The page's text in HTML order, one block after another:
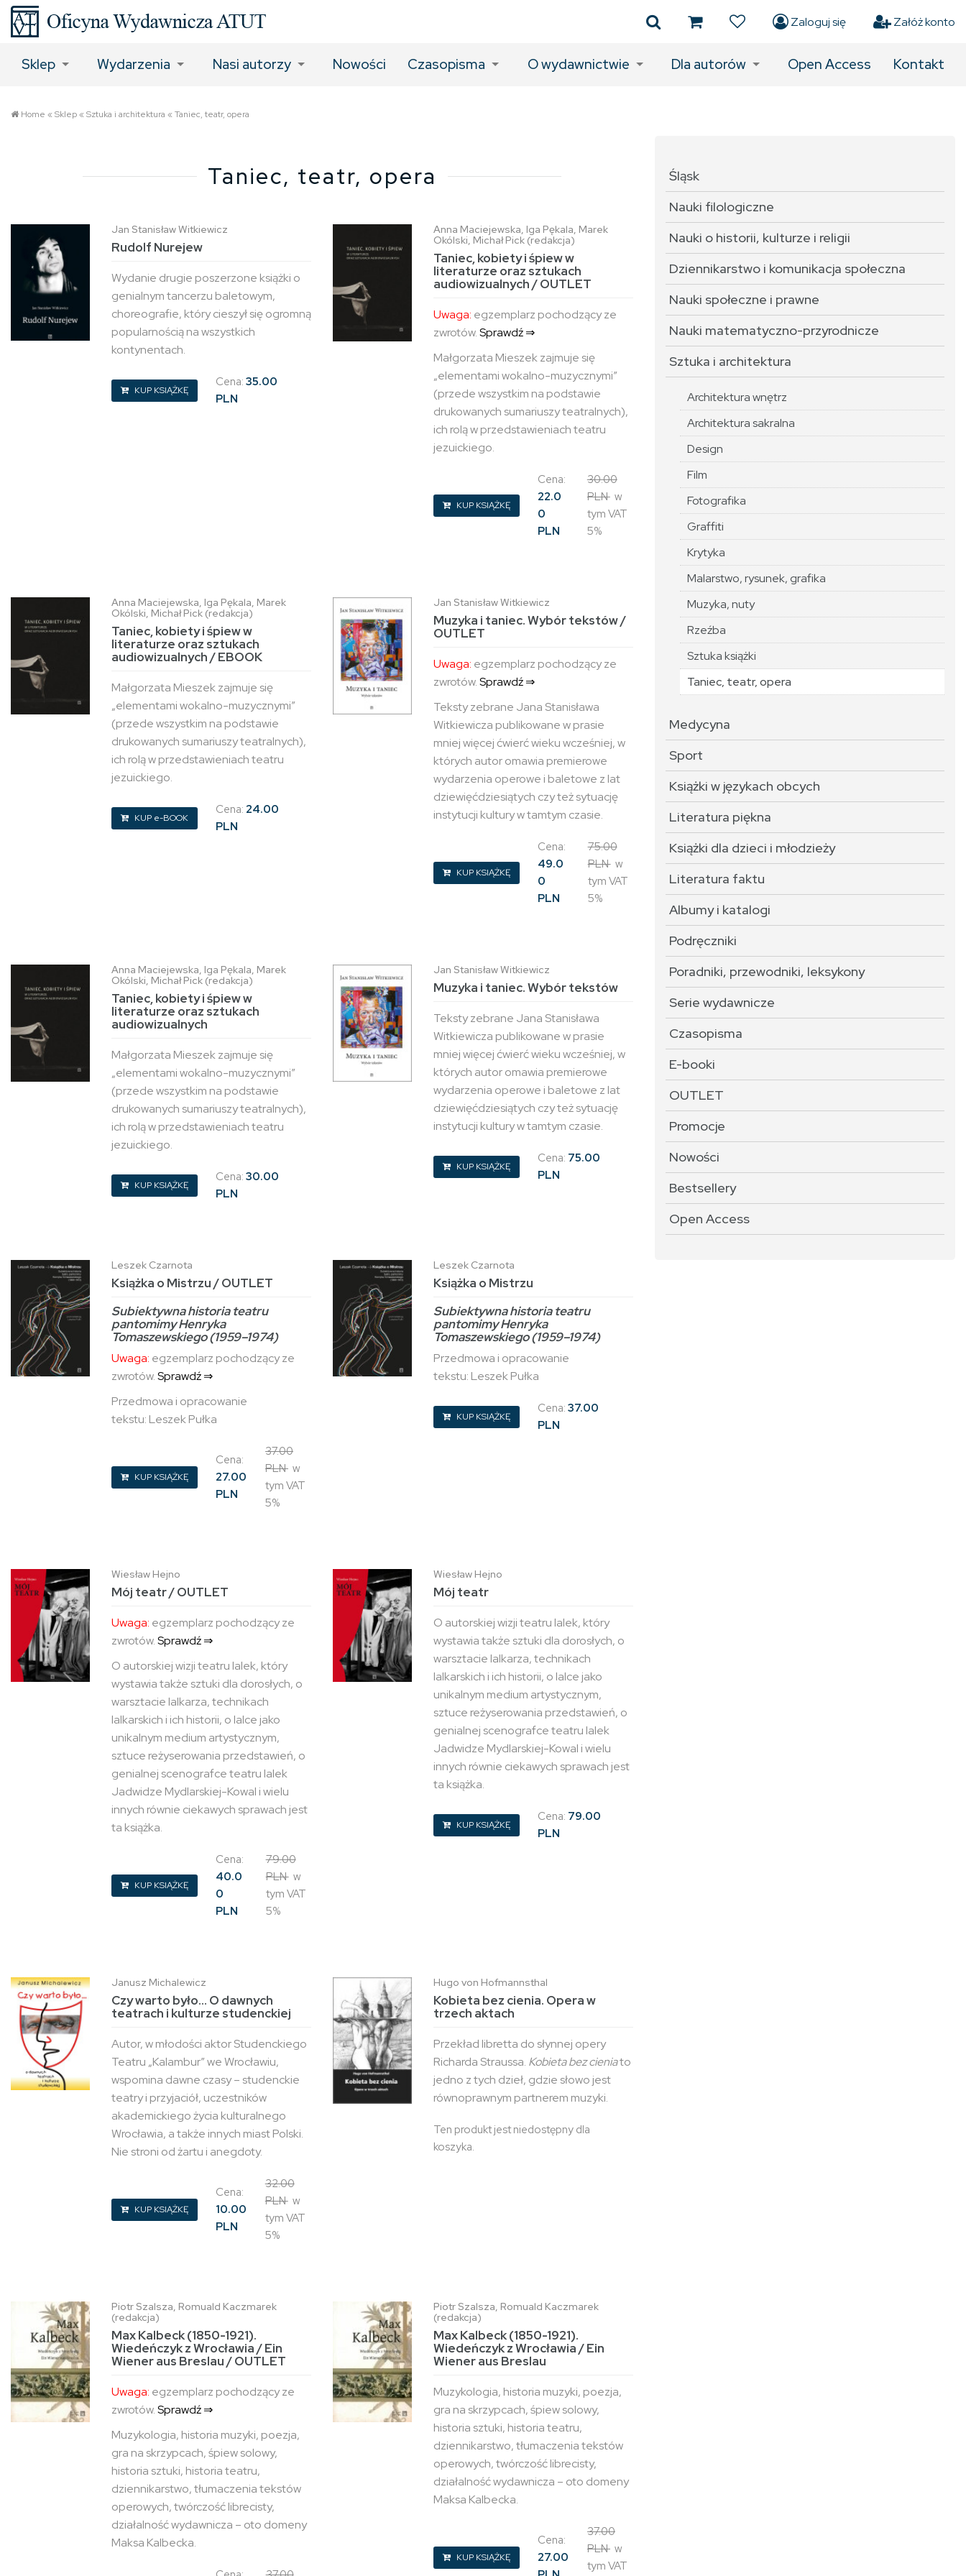
Zaloguj się Załóż konto
Sklep Wydarzenia Nasi autorzy Nowości Czasopisma O wydawnictwie Dla autorów Open Access Kontakt
Home «Sklep«Sztuka i architektura «Taniec, teatr, opera
Taniec, teatr, opera
Jan Stanisław Witkiewicz
Rudolf Nurejew
Wydanie drugie poszerzone książki o
genialnym tancerzu baletowym,
choreografie, który cieszył się ogromną
popularnością na wszystkich
kontynentach.
Cena: 35.00
PLN
KUP KSIĄŻKĘ
Anna Maciejewska, Iga Pękala, Marek
Okólski, Michał Pick (redakcja)
Taniec, kobiety i śpiew w
literaturze oraz sztukach
audiowizualnych / OUTLET
Uwaga: egzemplarz pochodzący ze
zwrotów.Sprawdź ⇒
Małgorzata Mieszek zajmuje się
„elementami wokalno-muzycznymi”
(przede wszystkim na podstawie
drukowanych sumariuszy teatralnych),
ich rolą w przedstawieniach teatru
jezuickiego.
Cena:
22.0
0
PLN
30.00
PLNw
tym VAT
5%
KUP KSIĄŻKĘ
Anna Maciejewska, Iga Pękala, Marek
Okólski, Michał Pick (redakcja)
Taniec, kobiety i śpiew w
literaturze oraz sztukach
audiowizualnych / EBOOK
Małgorzata Mieszek zajmuje się
„elementami wokalno-muzycznymi”
(przede wszystkim na podstawie
drukowanych sumariuszy teatralnych),
ich rolą w przedstawieniach teatru
jezuickiego.
Cena: 24.00
PLN
KUP e-BOOK
Jan Stanisław Witkiewicz
Muzyka i taniec. Wybór tekstów /
OUTLET
Uwaga: egzemplarz pochodzący ze
zwrotów.Sprawdź ⇒
Teksty zebrane Jana Stanisława
Witkiewicza publikowane w prasie
mniej więcej ćwierć wieku wcześniej, w
których autor omawia premierowe
wydarzenia operowe i baletowe z lat
dziewięćdziesiątych czy też sytuację
instytucji kultury w tamtym czasie.
Cena:
49.0
0
PLN
75.00
PLNw
tym VAT
5%
KUP KSIĄŻKĘ
Anna Maciejewska, Iga Pękala, Marek
Okólski, Michał Pick (redakcja)
Taniec, kobiety i śpiew w
literaturze oraz sztukach
audiowizualnych
Małgorzata Mieszek zajmuje się
„elementami wokalno-muzycznymi”
(przede wszystkim na podstawie
drukowanych sumariuszy teatralnych),
ich rolą w przedstawieniach teatru
jezuickiego.
Cena: 30.00
PLN
KUP KSIĄŻKĘ
Jan Stanisław Witkiewicz
Muzyka i taniec. Wybór tekstów
Teksty zebrane Jana Stanisława
Witkiewicza publikowane w prasie
mniej więcej ćwierć wieku wcześniej, w
których autor omawia premierowe
wydarzenia operowe i baletowe z lat
dziewięćdziesiątych czy też sytuację
instytucji kultury w tamtym czasie.
Cena: 75.00
PLN
KUP KSIĄŻKĘ
Leszek Czarnota
Książka o Mistrzu / OUTLET
Subiektywna historia teatru
pantomimy Henryka
Tomaszewskiego (1959–1974)
Uwaga: egzemplarz pochodzący ze
zwrotów.Sprawdź ⇒
Przedmowa i opracowanie
tekstu: Leszek Pułka
Cena:
27.00
PLN
37.00
PLN w
tym VAT
5%
KUP KSIĄŻKĘ
Leszek Czarnota
Książka o Mistrzu
Subiektywna historia teatru
pantomimy Henryka
Tomaszewskiego (1959–1974)
Przedmowa i opracowanie
tekstu: Leszek Pułka
Cena: 37.00
PLN
KUP KSIĄŻKĘ
Wiesław Hejno
Mój teatr / OUTLET
Uwaga: egzemplarz pochodzący ze
zwrotów.Sprawdź ⇒
O autorskiej wizji teatru lalek, który
wystawia także sztuki dla dorosłych, o
warsztacie lalkarza, technikach
lalkarskich i ich historii, o lalce jako
unikalnym medium artystycznym,
sztuce reżyserowania przedstawień, o
genialnej scenografce teatru lalek
Jadwidze Mydlarskiej-Kowal i wielu
innych równie ciekawych sprawach jest
ta książka.
Cena:
40.0
0
PLN
79.00
PLNw
tym VAT
5%
KUP KSIĄŻKĘ
Wiesław Hejno
Mój teatr
O autorskiej wizji teatru lalek, który
wystawia także sztuki dla dorosłych, o
warsztacie lalkarza, technikach
lalkarskich i ich historii, o lalce jako
unikalnym medium artystycznym,
sztuce reżyserowania przedstawień, o
genialnej scenografce teatru lalek
Jadwidze Mydlarskiej-Kowal i wielu
innych równie ciekawych sprawach jest
ta książka.
Cena: 79.00
PLN
KUP KSIĄŻKĘ
Janusz Michalewicz
Czy warto było... O dawnych
teatrach i kulturze studenckiej
Autor, w młodości aktor Studenckiego
Teatru „Kalambur” we Wrocławiu,
wspomina dawne czasy – studenckie
teatry i przyjaciół, uczestników
akademickiego życia kulturalnego
Wrocławia, a także innych miast Polski.
Nie stroni od żartu i anegdoty.
Cena:
10.00
PLN
32.00
PLNw
tym VAT
5%
KUP KSIĄŻKĘ
Hugo von Hofmannsthal
Kobieta bez cienia. Opera w
trzech aktach
Przekład libretta do słynnej opery
Richarda Straussa. Kobieta bez cieniato
jedno z tych dzieł, gdzie słowo jest
równoprawnym partnerem muzyki.
Ten produkt jest niedostępny dla
koszyka.
Piotr Szalsza, Romuald Kaczmarek
(redakcja)
Max Kalbeck (1850-1921).
Wiedeńczyk z Wrocławia / Ein
Wiener aus Breslau / OUTLET
Uwaga: egzemplarz pochodzący ze
zwrotów.Sprawdź ⇒
Muzykologia, historia muzyki, poezja,
gra na skrzypcach, śpiew solowy,
historia sztuki, historia teatru,
dziennikarstwo, tłumaczenia tekstów
operowych, twórczość librecisty,
działalność wydawnicza – oto domeny
Maksa Kalbecka.
Piotr Szalsza, Romuald Kaczmarek
(redakcja)
Max Kalbeck (1850-1921).
Wiedeńczyk z Wrocławia / Ein
Wiener aus Breslau
Muzykologia, historia muzyki, poezja,
gra na skrzypcach, śpiew solowy,
historia sztuki, historia teatru,
dziennikarstwo, tłumaczenia tekstów
operowych, twórczość librecisty,
działalność wydawnicza – oto domeny
Maksa Kalbecka.
Cena:
27.00
37.00
PLN w
tym VAT
KUP KSIĄŻKĘ
Śląsk
Nauki filologiczne
Nauki o historii, kulturze i religii
Dziennikarstwo i komunikacja społeczna
Nauki społeczne i prawne
Nauki matematyczno-przyrodnicze
Sztuka i architektura
Architektura wnętrz
Architektura sakralna
Design
Film
Fotografika
Graffiti
Krytyka
Malarstwo, rysunek, grafika
Muzyka, nuty
Rzeźba
Sztuka książki
Taniec, teatr, opera
Medycyna
Sport
Książki w językach obcych
Literatura piękna
Książki dla dzieci i młodzieży
Literatura faktu
Albumy i katalogi
Podręczniki
Poradniki, przewodniki, leksykony
Serie wydawnicze
Czasopisma
E-booki
OUTLET
Promocje
Nowości
Bestsellery
Open Access